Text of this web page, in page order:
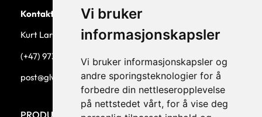
Vi bruker
informasjonskapsler
Vi bruker informasjonskapsler og
andre sporingsteknologier for å
forbedre din nettleseropplevelse
på nettstedet vårt, for å vise deg
Kontaktperson
Kurt Larsen, daglig leder.
(+47) 973 33 332
post@glw.no